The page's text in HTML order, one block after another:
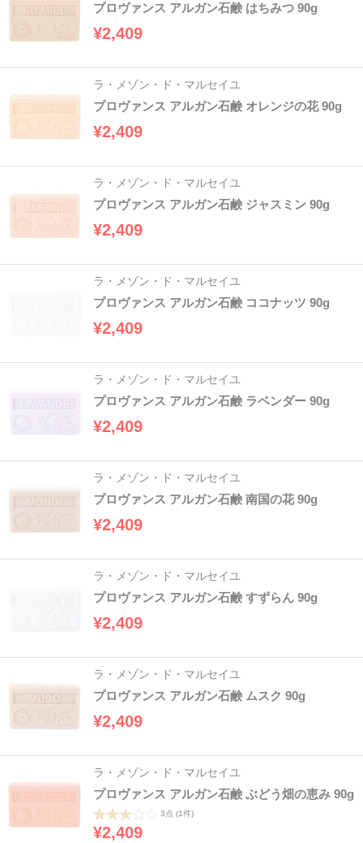
プロヴァンス アルガン石鹸 はちみつ 90g
¥2,409
ラ・メゾン・ド・マルセイユ
プロヴァンス アルガン石鹸 オレンジの花 90g
¥2,409
ラ・メゾン・ド・マルセイユ
プロヴァンス アルガン石鹸 ジャスミン 90g
¥2,409
ラ・メゾン・ド・マルセイユ
プロヴァンス アルガン石鹸 ココナッツ 90g
¥2,409
ラ・メゾン・ド・マルセイユ
プロヴァンス アルガン石鹸 ラベンダー 90g
¥2,409
ラ・メゾン・ド・マルセイユ
プロヴァンス アルガン石鹸 南国の花 90g
¥2,409
ラ・メゾン・ド・マルセイユ
プロヴァンス アルガン石鹸 すずらん 90g
¥2,409
ラ・メゾン・ド・マルセイユ
プロヴァンス アルガン石鹸 ムスク 90g
¥2,409
ラ・メゾン・ド・マルセイユ
プロヴァンス アルガン石鹸 ぶどう畑の恵み 90g
3点 (1件)
¥2,409